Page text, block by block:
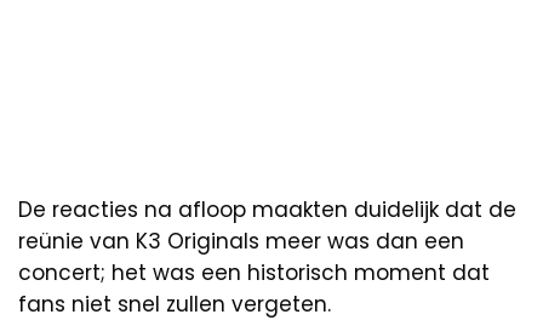
De reacties na afloop maakten duidelijk dat de
reünie van K3 Originals meer was dan een
concert; het was een historisch moment dat
fans niet snel zullen vergeten.